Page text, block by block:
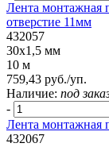
Лента монтажная
отверстие 11мм
432057
30x1,5 мм
10 м
759,43 руб./уп.
Наличие: под
-
Лента монтажная
432067